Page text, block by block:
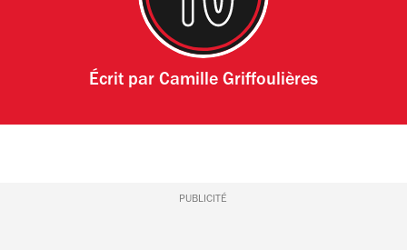
Écrit par Camille Griffoulières
PUBLICITÉ